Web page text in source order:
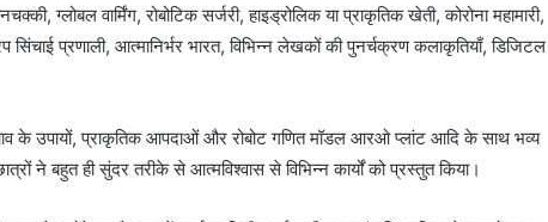
ग्लोबल वार्मिंग, रोबोटिक सर्जरी, हाइड्रोलिक या प्राकृतिक खेती, कोरोना महामारी,
प्रणाली, आत्मानिर्भर भारत, विभिन्न लेखकों की पुनर्चक्रण कलाकृतियाँ, डिजिटल
के उपायों, प्राकृतिक आपदाओं और रोबोट गणित मॉडल आरओ प्लांट आदि के साथ भव्य
ने बहुत ही सुंदर तरीके से आत्मविश्वास से विभिन्न कार्यों को प्रस्तुत किया।